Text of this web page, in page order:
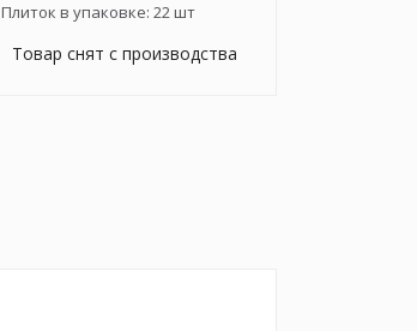
Плиток в упаковке: 22 шт
Товар снят с производства